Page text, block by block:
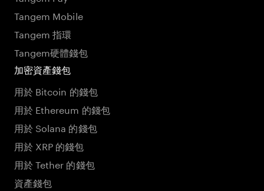
Tangem Mobile
Tangem 指環
Tangem硬體錢包
加密資產錢包
用於 Bitcoin 的錢包
用於 Ethereum 的錢包
用於 Solana 的錢包
用於 XRP 的錢包
用於 Tether 的錢包
資產錢包